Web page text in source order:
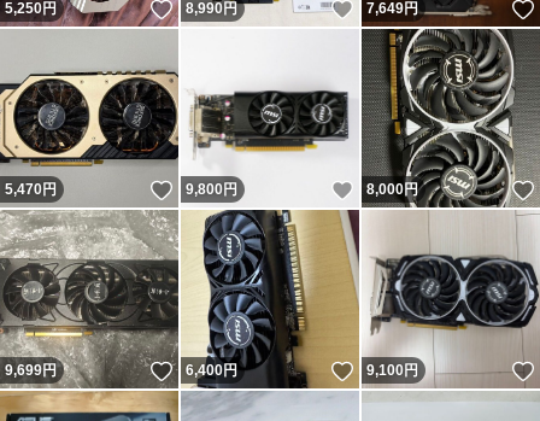
5,250円 いいね！
8,990円 いいね！
7,649円
5,470円 いいね！
9,800 円 いいね！
8,000円
9,699円 いいね！
6,400円 いいね！
9,100 円